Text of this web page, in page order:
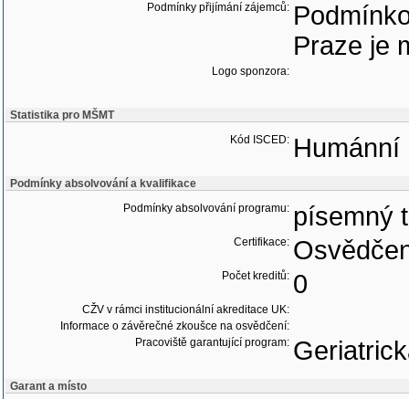
Podmínky přijímání zájemců:
Praze je
Logo sponzora:
Statistika pro MŠMT
Kód ISCED: Humánní
Podmínky absolvování a kvalifikace
Podmínky absolvování programu: písemný
Certifikace:
Počet kreditů: 0
CŽV v rámci institucionální akreditace UK:
Informace o závěrečné zkoušce na osvědčení:
Pracoviště garantující program:
Garant a místo